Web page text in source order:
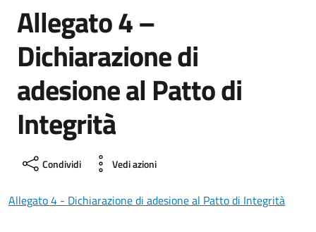
Allegato 4 –
Dichiarazione di
adesione al Patto di
Integrità
Condividi Vedi azioni
Allegato 4 - Dichiarazione di adesione al Patto di Integrità